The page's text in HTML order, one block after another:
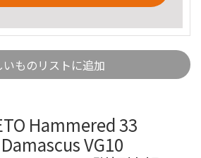
いものリストに追加
Hammered 33
VG10